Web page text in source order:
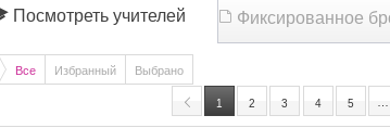
Посмотреть учителей Фиксированное
Все Избранный Выбрано
1 2 3 4 5